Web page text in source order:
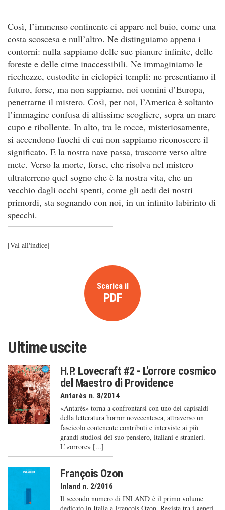
Così, l’immenso continente ci appare nel buio, come una
costa scoscesa e null’altro. Ne distinguiamo appena i
contorni: nulla sappiamo delle sue pianure infinite, delle
foreste e delle cime inaccessibili. Ne immaginiamo le
ricchezze, custodite in ciclopici templi: ne presentiamo il
futuro, forse, ma non sappiamo, noi uomini d’Europa,
penetrarne il mistero. Così, per noi, l’America è soltanto
l’immagine confusa di altissime scogliere, sopra un mare
cupo e ribollente. In alto, tra le rocce, misteriosamente,
si accendono fuochi di cui non sappiamo riconoscere il
significato. E la nostra nave passa, trascorre verso altre
mete. Verso la morte, forse, che risolva nel mistero
ultraterreno quel sogno che è la nostra vita, che un
vecchio dagli occhi spenti, come gli aedi dei nostri
primordi, sta sognando con noi, in un infinito labirinto di
specchi.
[Vai all'indice]
Scarica il
PDF
Ultime uscite
H.P. Lovecraft #2 - L'orrore cosmico
del Maestro di Providence
Antarès n. 8/2014
«Antarès» torna a confrontarsi con uno dei capisaldi
della letteratura horror novecentesca, attraverso un
fascicolo contenente contributi e interviste ai più
grandi studiosi del suo pensiero, italiani e stranieri.
L’«orrore» [...]
François Ozon
Inland n. 2/2016
Il secondo numero di INLAND è il primo volume